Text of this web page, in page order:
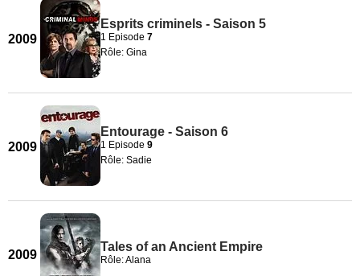
2009
Esprits criminels - Saison 5
1 Episode 7
Rôle: Gina
2009
Entourage - Saison 6
1 Episode 9
Rôle: Sadie
2009
Tales of an Ancient Empire
Rôle: Alana